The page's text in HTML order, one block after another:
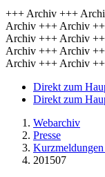
+++ Archiv +++
Archiv +++ Archiv
Archiv +++ Archiv
Archiv +++ Archiv
Archiv +++ Archiv
Direkt zum
Direkt zum
Webarchiv
Presse
201507